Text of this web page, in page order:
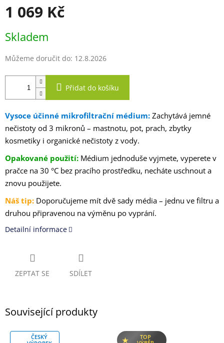
1 069 Kč
cena:
Skladem
Můžeme doručit do: 12.8.2026
Přidat do košíku
Vysoce účinné mikrofiltrační médium: Zachytává jemné
nečistoty od 3 mikronů – mastnotu, pot, prach, zbytky
kosmetiky i organické nečistoty z vody.
Opakované použití: Médium jednoduše vyjmete, vyperete v
pračce na 30 °C bez pracího prostředku, necháte uschnout a
znovu použijete.
Náš tip: Doporučujeme mít dvě sady média – jednu ve filtru a
druhou připravenou na výměnu po vyprání.
Detailní informace
ZEPTAT SE SDÍLET
Související produkty
ČESKÝ
TOP